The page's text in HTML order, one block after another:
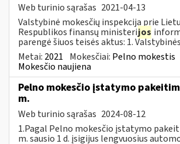
Web turinio sąrašas 2021-04-13
Valstybinė mokesčių inspekcija prie
Respublikos finansų ministerijos
parengė šiuos teisės aktus: 1.
Metai: 2021 Mokesčiai: Pelno mokestis
Mokesčio naujiena
Pelno mokesčio įstatymo
m.
Web turinio sąrašas 2024-08-12
1.Pagal Pelno mokesčio įstatymo
m. sausio 1 d. įsigijus lengvuosius